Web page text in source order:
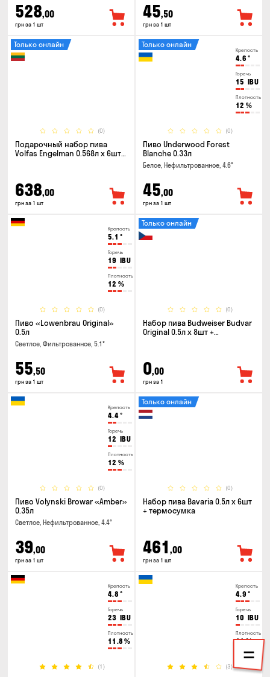
528,00
грн за 1 шт
45,50
грн за 1 шт
(0)
Только онлайн
Подарочный набор пива
Volfas Engelman 0.568л x 6шт +
638,00
грн за 1 шт
Крепость
4.6 °
Горечь
15 IBU
Плотность
12 %
(0)
Только онлайн
Пиво Underwood Forest
Blanche 0.33л
Белое, Нефильтрованное, 4.6°
45,00
грн за 1 шт
Крепость
5.1 °
Горечь
19 IBU
Плотность
12 %
(0)
Пиво «Lowenbrau Original»
0.5л
Светлое, Фильтрованное, 5.1°
55,50
грн за 1 шт
(0)
Только онлайн
Набор пива Budweiser Budvar
Original 0.5л x 8шт +
0,00
грн за 1
Крепость
4.4°
Горечь
12 IBU
Плотность
12 %
(0)
Пиво Volynski Browar «Amber»
0.35л
Светлое, Нефильтрованное, 4.4°
39,00
грн за 1 шт
(0)
Только онлайн
Набор пива Bavaria 0.5л х 6шт
+ термосумка
461 ,00
грн за 1 шт
Крепость
4.8 °
Горечь
23 IBU
Плотность
11.8 %
(1)
Крепость
4.9 °
Горечь
10 IBU
Плотность
11%
(3)